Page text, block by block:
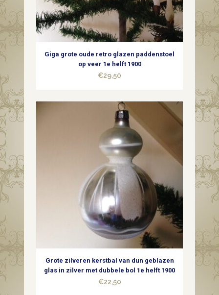
vorige
eeuw
quantity
Giga grote oude retro glazen paddenstoel
op veer 1e helft 1900
€29,50
Grote zilveren kerstbal van dun geblazen
glas in zilver met dubbele bol 1e helft 1900
€22,50